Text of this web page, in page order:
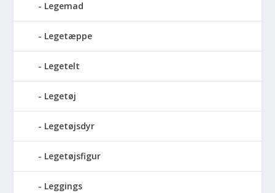
Legemad
Legetæppe
Legetelt
Legetøj
Legetøjsdyr
Legetøjsfigur
Leggings